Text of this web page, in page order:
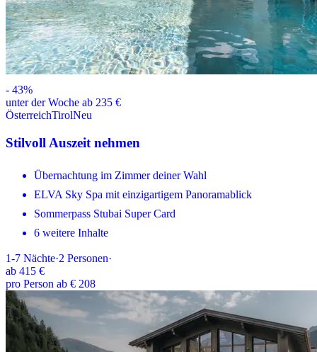
- 43%
unter der Woche ab 235 €
ÖsterreichTirolNeu
Stilvoll Auszeit nehmen
Übernachtung im Zimmer deiner Wahl
ELVA Sky Spa mit einzigartigem Panoramablick
Sommerpass Stubai Super Card
6 weitere Inhalte
1-7 Nächte·2 Personen·
ab 415 €
pro Person ab € 208